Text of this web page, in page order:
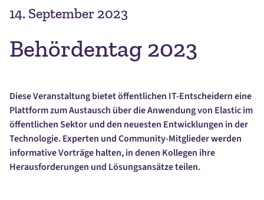
14. September 2023
Behördentag 2023
Diese Veranstaltung bietet öffentlichen IT-Entscheidern eine
Plattform zum Austausch über die Anwendung von Elastic im
öffentlichen Sektor und den neuesten Entwicklungen in der
Technologie. Experten und Community-Mitglieder werden
informative Vorträge halten, in denen Kollegen ihre
Herausforderungen und Lösungsansätze teilen.